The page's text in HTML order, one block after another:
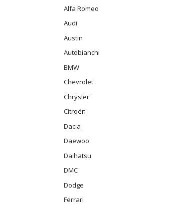
Alfa Romeo
Audi
Austin
Autobianchi
BMW
Chevrolet
Chrysler
Citroën
Dacia
Daewoo
Daihatsu
DMC
Dodge
Ferrari